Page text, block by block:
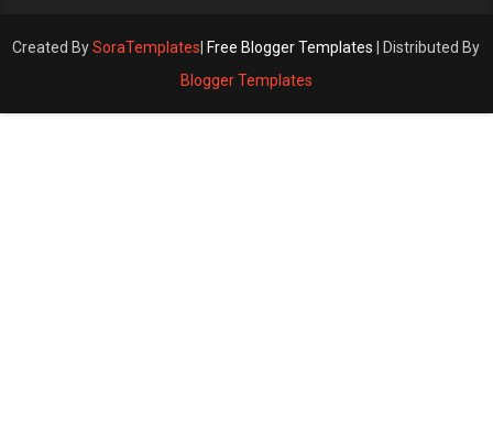
Created BySoraTemplates Free Blogger Templates | Distributed By
Blogger Templates